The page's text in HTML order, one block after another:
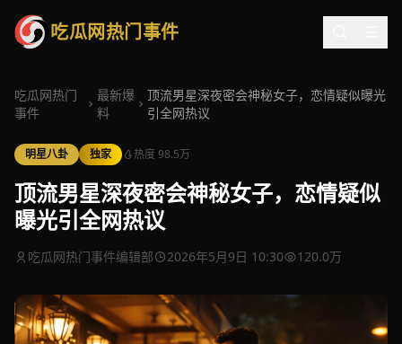
吃瓜网热门事件
吃瓜网热门
事件
最新爆
料
顶流男星深夜密会神秘女子，恋情疑似曝光
引全网热议
明星八卦 独家 热度 98.5万
顶流男星深夜密会神秘女子，恋情疑似
曝光引全网热议
吃瓜网热门事件编辑部 2026年5月9日 10:30 120.0万